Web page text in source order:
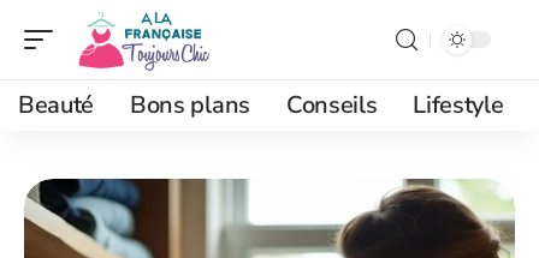
Beauté Bons plans Conseils Lifestyle